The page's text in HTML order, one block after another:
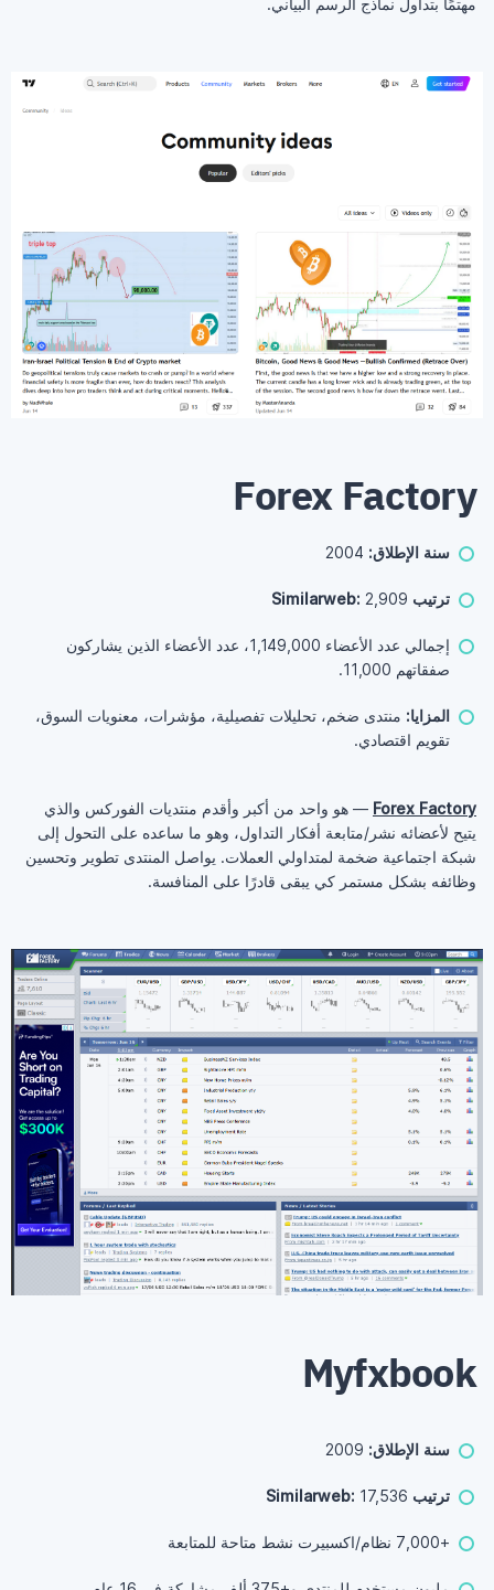
مهتمًا بتداول نماذج الرسم البياني.
Forex Factory
سنة الإطلاق:
ترتيب Similarweb: 2,909
إجمالي عدد الأعضاء 1,149,000، عدد الأعضاء الذين يشاركون
صفقاتهم 11,000.
المزايا: منتدى ضخم، تحليلات تفصيلية، مؤشرات، معنويات السوق،
تقويم اقتصادي.
Forex Factory — هو واحد من أكبر وأقدم منتديات الفوركس والذي
يتيح لأعضائه نشر/متابعة أفكار التداول، وهو ما ساعده على التحول إلى
شبكة اجتماعية ضخمة لمتداولي العملات. يواصل المنتدى تطوير وتحسين
وظائفه بشكل مستمر كي يبقى قادرًا على المنافسة.
Myfxbook
سنة الإطلاق:
ترتيب Similarweb: 17,536
+7,000 نظام/اكسبيرت نشط متاحة للمتابعة